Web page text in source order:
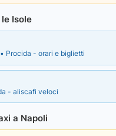
Isole
Procida - orari e biglietti
- aliscafi veloci
a Napoli